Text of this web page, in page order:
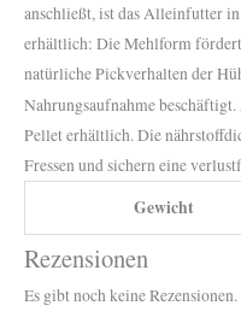
anschließt, ist das Alleinfutter
erhältlich: Die Mehlform
natürliche Pickverhalten der
Nahrungsaufnahme
Pellet erhältlich. Die
Fressen und sichern eine
Gewicht
Rezensionen
Es gibt noch keine Rezensionen.